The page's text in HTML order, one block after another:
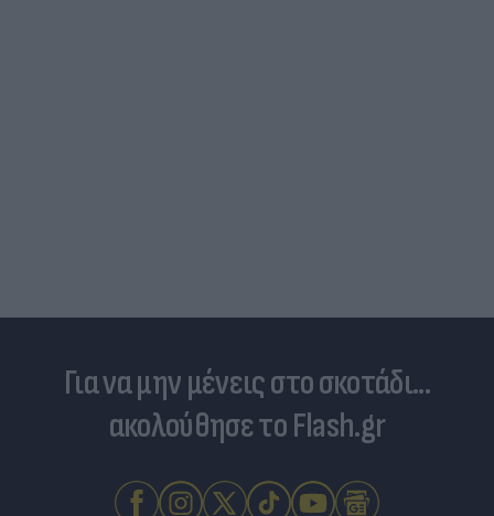
Για να μην μένεις στο σκοτάδι...
ακολούθησε το Flash.gr